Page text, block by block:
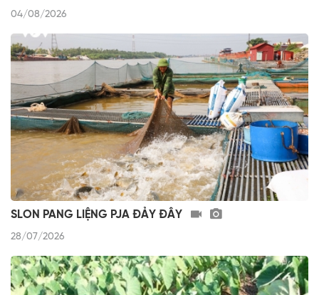
04/08/2026
SLON PANG LIỆNG PJA ĐẢY ĐÂY
28/07/2026